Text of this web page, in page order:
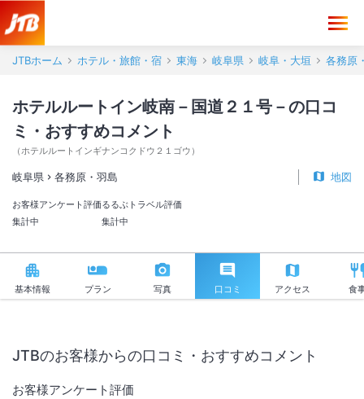
JTBホーム ホテル・旅館・宿 東海 岐阜県 岐阜・大垣 各務原
ホテルルートイン岐南－国道２１号－の口コ
ミ・おすすめコメント
（ホテルルートインギナンコクドウ２１ゴウ ）
岐阜県 各務原・羽島 地図
お客様アンケート評価
集計中
るるぶトラベル評価
集計中
基本情報 プラン 写真 口コミ アクセス 食
JTBのお客様からの口コミ・おすすめコメント
お客様アンケート評価